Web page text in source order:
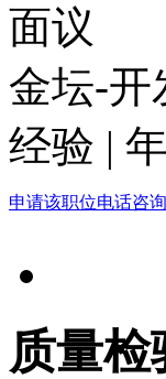
面议
金坛-开
经验 |
申请该职位电话咨询
质量